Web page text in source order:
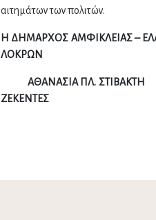
αιτημάτων των πολιτών.
Η ΔΗΜΑΡΧΟΣ
ΛΟΚΡΩΝ
ΑΘΑΝΑΣΙΑ
ΖΕΚΕΝΤΕΣ